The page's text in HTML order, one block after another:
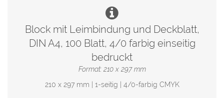
Block mit Leimbindung und Deckblatt,
DIN A4, 100 Blatt, 4/0 farbig einseitig
bedruckt
Format: 210 x 297 mm
210 x 297 mm | 1-seitig | 4/0-farbig CMYK